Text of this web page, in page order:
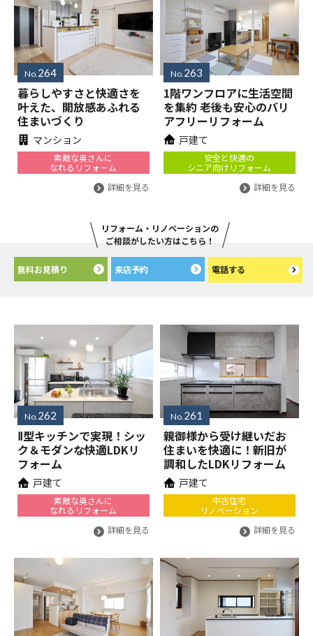
No. 264
暮らしやすさと快適さを
叶えた、開放感あふれる
住まいづくり
マンション
素敵な奥さんに
なれるリフォーム
詳細を見る
No. 263
1階ワンフロアに生活空間
を集約 老後も安心のバリ
アフリーリフォーム
戸建て
安全と快適の
シニア向けリフォーム
詳細を見る
リフォーム・リノベーションの
ご相談がしたい方はこちら！
無料お見積り 来店予約 電話する
No.262
Ⅱ型キッチンで実現！シッ
ク＆モダンな快適LDKリ
フォーム
戸建て
素敵な奥さんに
なれるリフォーム
詳細を見る
No.261
親御様から受け継いだお
住まいを快適に！新旧が
調和したLDKリフォーム
戸建て
中古住宅
リノベーション
詳細を見る